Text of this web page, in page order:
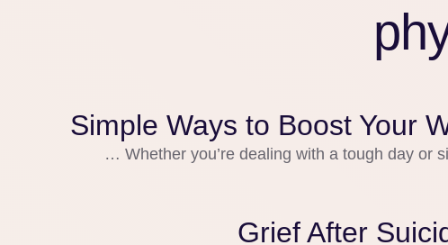
Simple Ways to Boost Your
Whether you’re dealing with a tough day or
Grief After